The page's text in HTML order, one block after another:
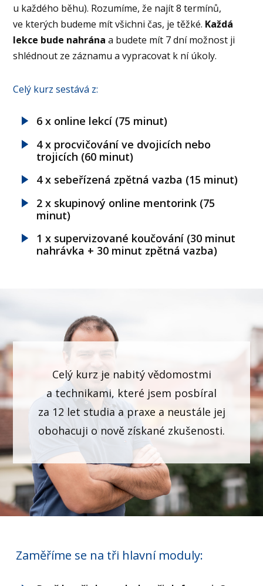
u každého běhu). Rozumíme, že najít 8 termínů,
ve kterých budeme mít všichni čas, je těžké. Každá
lekce bude nahrána a budete mít 7 dní možnost ji
shlédnout ze záznamu a vypracovat k ní úkoly.
Celý kurz sestává z:
6 x online lekcí (75 minut)
4 x procvičování ve dvojicích nebo
trojicích (60 minut)
4 x sebeřízená zpětná vazba (15 minut)
2 x skupinový online mentorink (75
minut)
1 x supervizované koučování (30 minut
nahrávka + 30 minut zpětná vazba)
Celý kurz je nabitý vědomostmi
a technikami, které jsem posbíral
za 12 let studia a praxe a neustále jej
obohacuji o nově získané zkušenosti.
Zaměříme se na tři hlavní moduly: